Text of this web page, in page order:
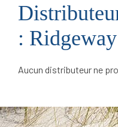
: Ridgeway
Aucun distributeur ne